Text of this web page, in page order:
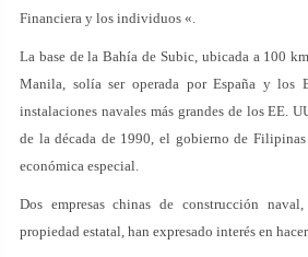
Financiera y los individuos «.
La base de la Bahía de Subic, ubicada a 100
Manila, solía ser operada por España y los
instalaciones navales más grandes de los EE.
de la década de 1990, el gobierno de
económica especial.
Dos empresas chinas de construcción
propiedad estatal, han expresado interés en